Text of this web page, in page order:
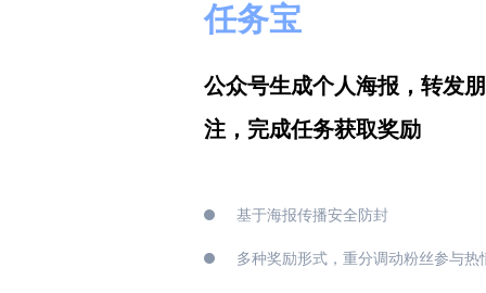
任务宝
公众号生成个人海报，转发
注，完成任务获取奖励
基于海报传播安全防封
多种奖励形式，重分调动粉丝参与热